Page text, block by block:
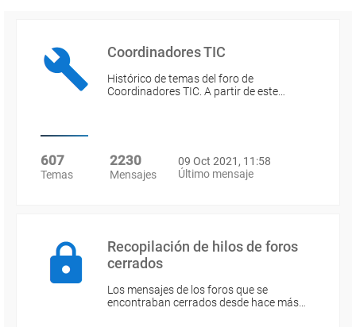
Coordinadores TIC
Histórico de temas del foro de
Coordinadores TIC. A partir de este…
607
Temas
2230
Mensajes
09 Oct 2021, 11:58
Último mensaje
Recopilación de hilos de foros
cerrados
Los mensajes de los foros que se
encontraban cerrados desde hace más…